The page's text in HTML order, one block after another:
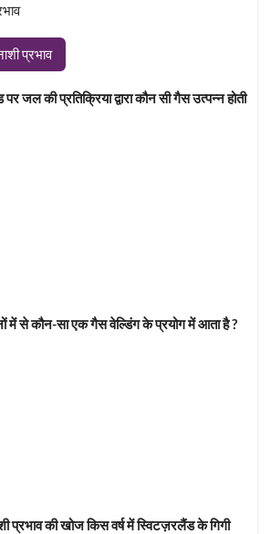
प्रभाव
जल की प्रतिक्रिया द्वारा कौन सी गैस उत्पन्न होती
में से कौन-सा एक गैस वेल्डिंग के प्रयोग में आता है ?
की खोज किस वर्ष में स्विटज़रलैंड के गिगी